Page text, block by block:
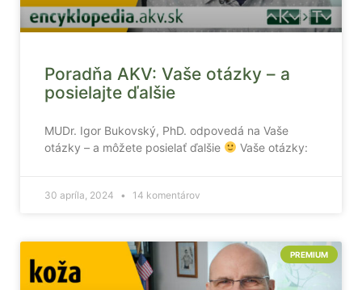
Poradňa AKV: Vaše otázky – a
posielajte ďalšie
MUDr. Igor Bukovský, PhD. odpovedá na Vaše
otázky – a môžete posielať ďalšie
Vaše otázky:
30 apríla, 2024 14 komentárov
PREMIUM